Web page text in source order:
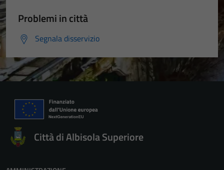
Problemi in città
Segnala disservizio
Città di Albisola Superiore